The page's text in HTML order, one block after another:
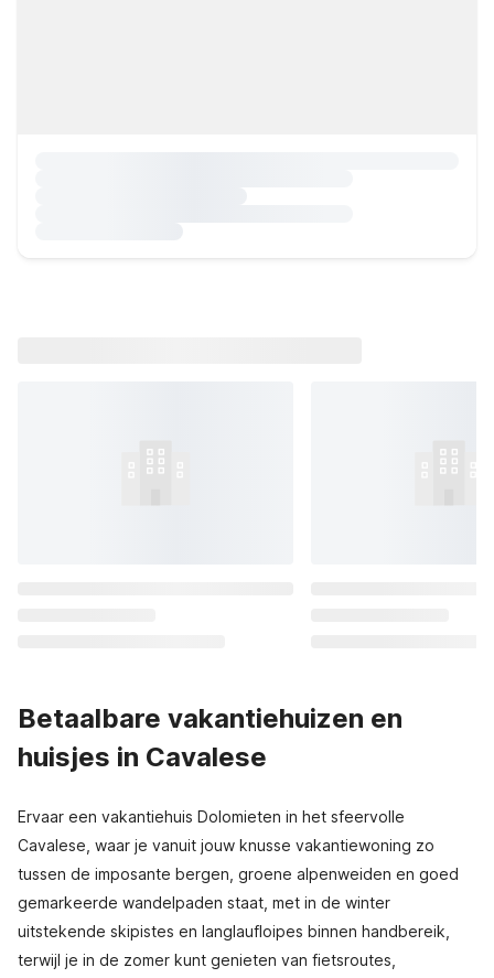
Betaalbare vakantiehuizen en
huisjes in Cavalese
Ervaar een vakantiehuis Dolomieten in het sfeervolle
Cavalese, waar je vanuit jouw knusse vakantiewoning zo
tussen de imposante bergen, groene alpenweiden en goed
gemarkeerde wandelpaden staat, met in de winter
uitstekende skipistes en langlaufloipes binnen handbereik,
terwijl je in de zomer kunt genieten van fietsroutes,